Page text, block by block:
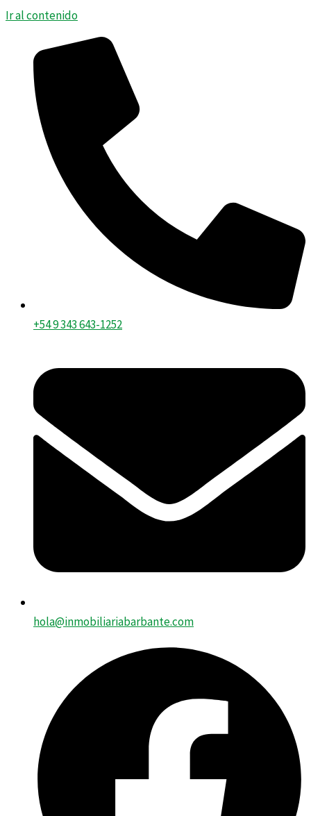
Ir al contenido
+54 9 343 643-1252
hola@inmobiliariabarbante.com